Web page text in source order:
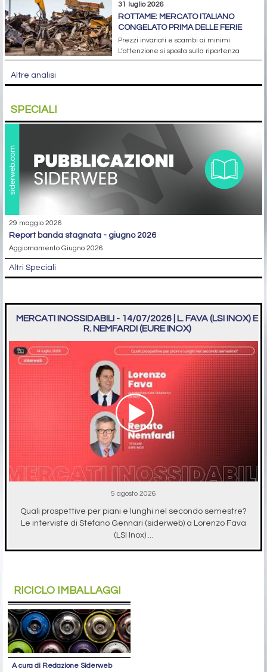
31 luglio 2026
ROTTAME: MERCATO ITALIANO
CONGELATO PRIMA DELLE FERIE
Prezzi invariati e scambi ai minimi.
L’attenzione si sposta sulla ripartenza
Altre analisi
SPECIALI
29 maggio 2026
report banda stagnata - giugno 2026
Aggiornamento Giugno 2026
Altri Speciali
MERCATI INOSSIDABILI - 14/07/2026 | L. FAVA (LSI INOX) E
R. NEMFARDI (EURE INOX)
5 agosto 2026
Quali prospettive per piani e lunghi nel secondo semestre?
Le interviste di Stefano Gennari (siderweb) a Lorenzo Fava
(LSI Inox) ...
RICICLO IMBALLAGGI
A cura di Redazione Siderweb